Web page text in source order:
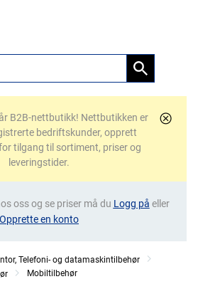
B2B-nettbutikk! Nettbutikken er
bedriftskunder, opprett
tilgang til sortiment, priser og
leveringstider.
oss og se priser må du Logg på eller
Opprette en konto
Telefoni- og datamaskintilbehør
Mobiltilbehør